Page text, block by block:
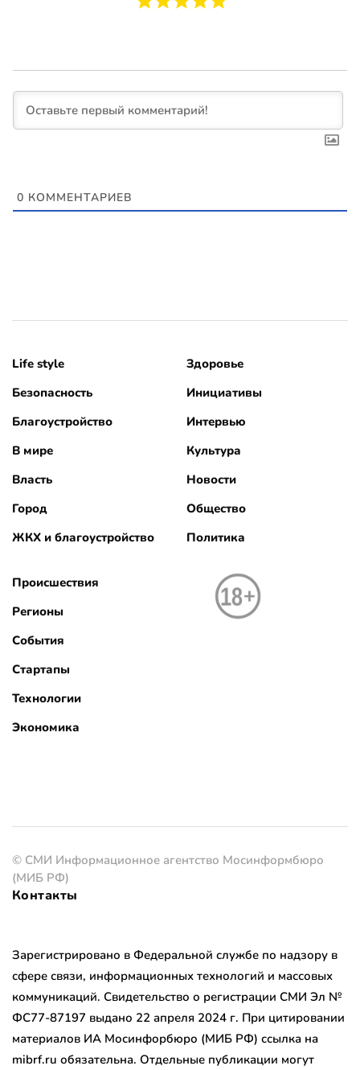
0 КОММЕНТАРИЕВ
Life style
Безопасность
Благоустройство
В мире
Власть
Город
ЖКХ и благоустройство
Здоровье
Инициативы
Интервью
Культура
Новости
Общество
Политика
Происшествия
Регионы
События
Стартапы
Технологии
Экономика
© СМИ Информационное агентство Мосинформбюро
(МИБ РФ)
Контакты
Зарегистрировано в Федеральной службе по надзору в
сфере связи, информационных технологий и массовых
коммуникаций. Свидетельство о регистрации СМИ Эл №
ФС77-87197 выдано 22 апреля 2024 г. При цитировании
материалов ИА Мосинфорбюро (МИБ РФ) ссылка на
mibrf.ru обязательна. Отдельные публикации могут